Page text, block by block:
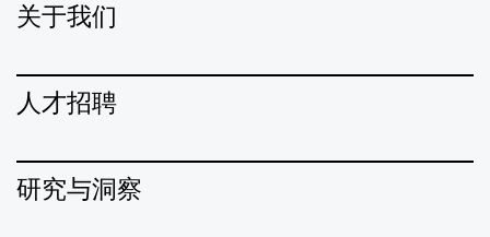
关于我们
人才招聘
研究与洞察